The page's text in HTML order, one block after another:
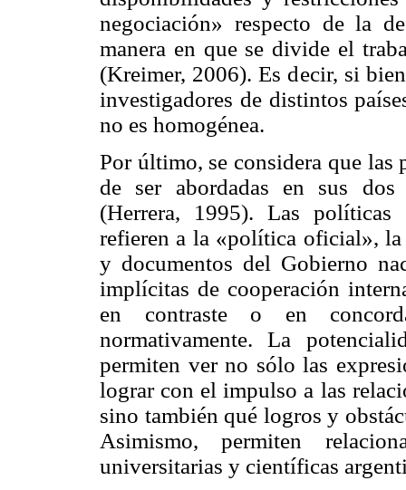
negociación» respecto de la
manera en que se divide el
(Kreimer, 2006). Es decir, si
investigadores de distintos
no es homogénea.
Por último, se considera que
de ser abordadas en sus
(Herrera, 1995). Las políticas
refieren a la «política oficial», la
y documentos del Gobierno
implícitas de cooperación
en contraste o en
normativamente. La
permiten ver no sólo las
lograr con el impulso a las
sino también qué logros y
Asimismo, permiten
universitarias y científicas